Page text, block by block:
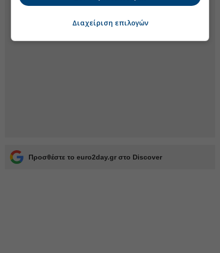
Προσθέστε το euro2day.gr στο Discover
Διαχείριση επιλογών